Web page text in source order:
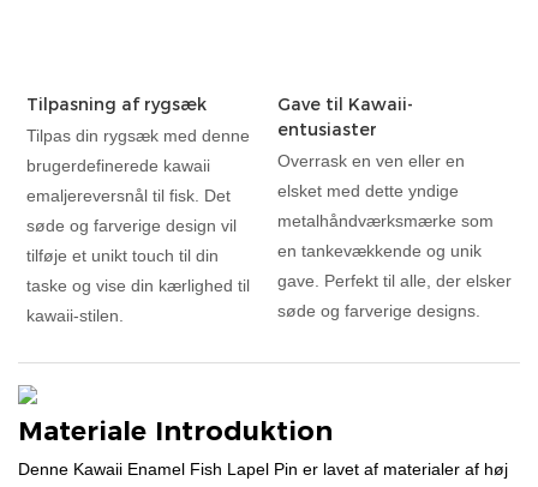
Tilpasning af rygsæk
Tilpas din rygsæk med denne
brugerdefinerede kawaii
emaljereversnål til fisk. Det
søde og farverige design vil
tilføje et unikt touch til din
taske og vise din kærlighed til
kawaii-stilen.
Gave til Kawaii-
entusiaster
Overrask en ven eller en
elsket med dette yndige
metalhåndværksmærke som
en tankevækkende og unik
gave. Perfekt til alle, der elsker
søde og farverige designs.
Materiale Introduktion
Denne Kawaii Enamel Fish Lapel Pin er lavet af materialer af høj